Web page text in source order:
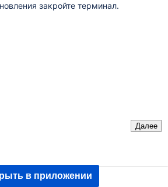
закройте терминал.
Далее
в приложении